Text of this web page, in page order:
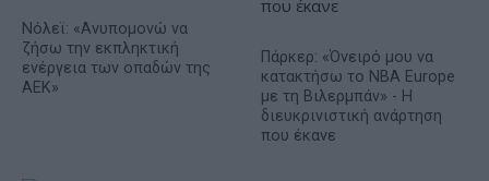
Νόλεϊ: «Ανυπομονώ να
ζήσω την εκπληκτική
ενέργεια των οπαδών της
ΑΕΚ»
Πάρκερ: «Όνειρό μου να
κατακτήσω το ΝΒΑ Europe
με τη Βιλερμπάν» - Η
διευκρινιστική ανάρτηση
που έκανε